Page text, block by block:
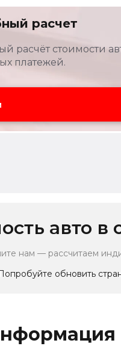
расчет
расчёт стоимости
платежей.
авто в
нам — рассчитаем
обновить